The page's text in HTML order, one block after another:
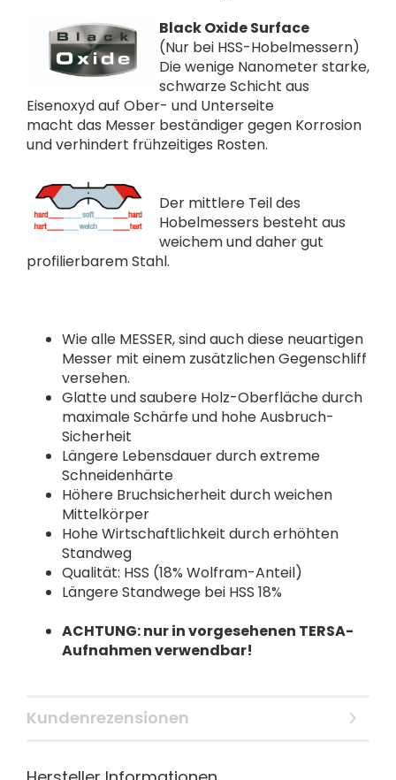
Black Oxide Surface
(Nur bei HSS-Hobelmessern)
Die wenige Nanometer starke,
schwarze Schicht aus
Eisenoxyd auf Ober- und Unterseite
macht das Messer beständiger gegen Korrosion
und verhindert frühzeitiges Rosten.
Der mittlere Teil des
Hobelmessers besteht aus
weichem und daher gut
profilierbarem Stahl.
Wie alle MESSER, sind auch diese neuartigen
Messer mit einem zusätzlichen Gegenschliff
versehen.
Glatte und saubere Holz-Oberfläche durch
maximale Schärfe und hohe Ausbruch-
Sicherheit
Längere Lebensdauer durch extreme
Schneidenhärte
Höhere Bruchsicherheit durch weichen
Mittelkörper
Hohe Wirtschaftlichkeit durch erhöhten
Standweg
Qualität: HSS (18% Wolfram-Anteil)
Längere Standwege bei HSS 18%
ACHTUNG: nur in vorgesehenen TERSA-
Aufnahmen verwendbar!
Kundenrezensionen